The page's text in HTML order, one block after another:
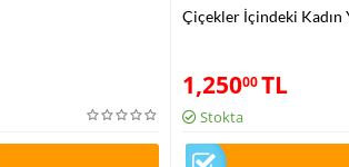
Çiçekler İçindeki Kadın
1,25000TL
Stokta